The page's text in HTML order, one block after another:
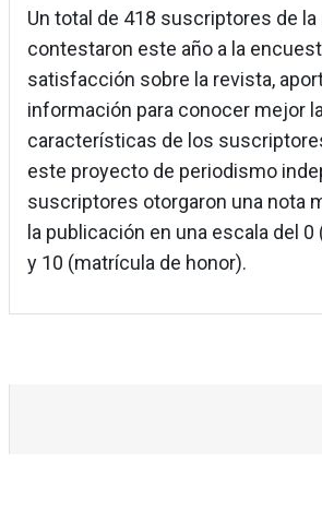
Un total de 418 suscriptores de la
contestaron este año a la
satisfacción sobre la revista,
información para conocer mejor
características de los
este proyecto de periodismo
suscriptores otorgaron una nota
la publicación en una escala del
y 10 (matrícula de honor).